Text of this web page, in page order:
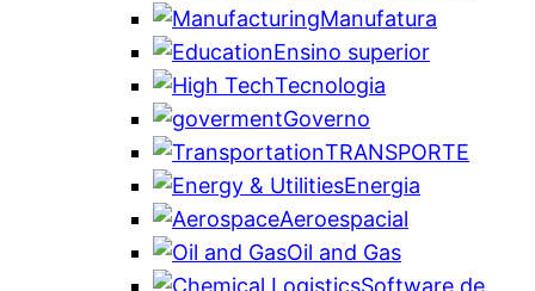
Manufatura
Ensino superior
Tecnologia
Governo
TRANSPORTE
Energia
Aeroespacial
Oil and Gas
Software de